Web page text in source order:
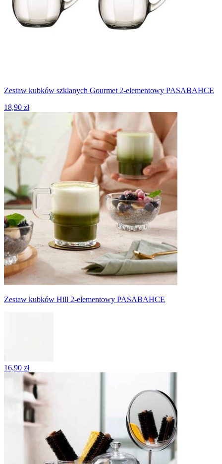
Zestaw kubków szklanych Gourmet 2-elementowy PASABAHCE
18,90 zł
Zestaw kubków Hill 2-elementowy PASABAHCE
16,90 zł